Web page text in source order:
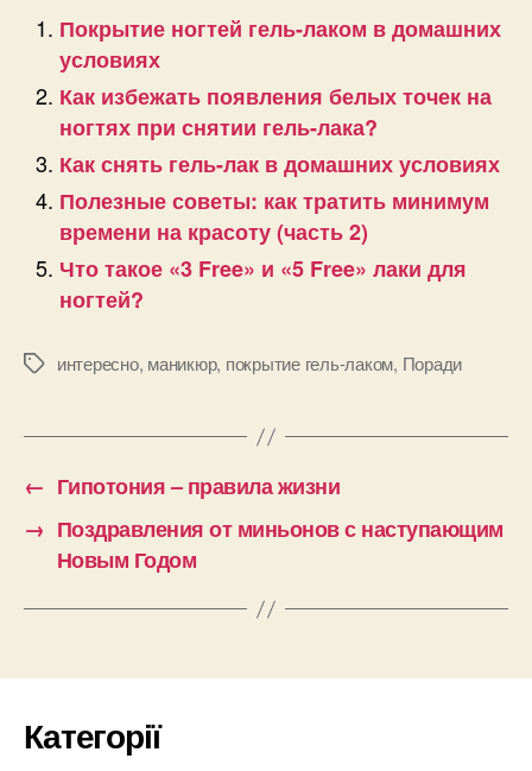
Покрытие ногтей гель-лаком в домашних
условиях
Как избежать появления белых точек на
ногтях при снятии гель-лака?
Как снять гель-лак в домашних условиях
Полезные советы: как тратить минимум
времени на красоту (часть 2)
Что такое «3 Free» и «5 Free» лаки для
ногтей?
Позначкиинтересно, маникюр, покрытие гель-лаком, Поради
← Гипотония – правила жизни
→ Поздравления от миньонов с наступающим
Новым Годом
Категорії